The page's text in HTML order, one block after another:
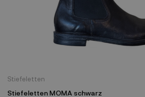
Stiefeletten
Stiefeletten MOMA schwarz